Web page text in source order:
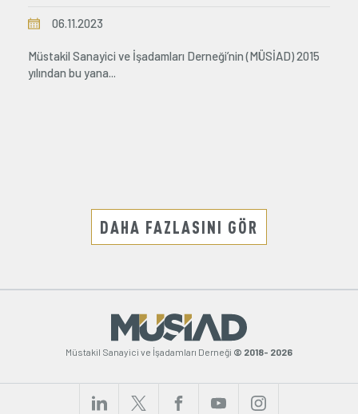
06.11.2023
Müstakil Sanayici ve İşadamları Derneği’nin (MÜSİAD) 2015
yılından bu yana...
DAHA FAZLASINI GÖR
Müstakil Sanayici ve İşadamları Derneği © 2018- 2026